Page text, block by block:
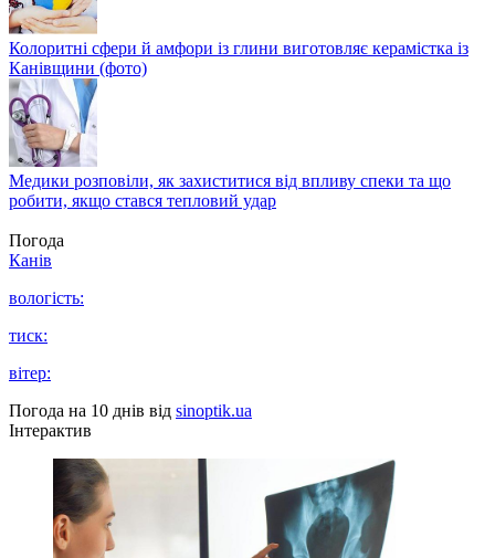
Колоритні сфери й амфори із глини виготовляє керамістка із
Канівщини (фото)
Медики розповіли, як захиститися від впливу спеки та що
робити, якщо стався тепловий удар
Погода
Канів
вологість:
тиск:
вітер:
Погода на 10 днів від sinoptik.ua
Інтерактив